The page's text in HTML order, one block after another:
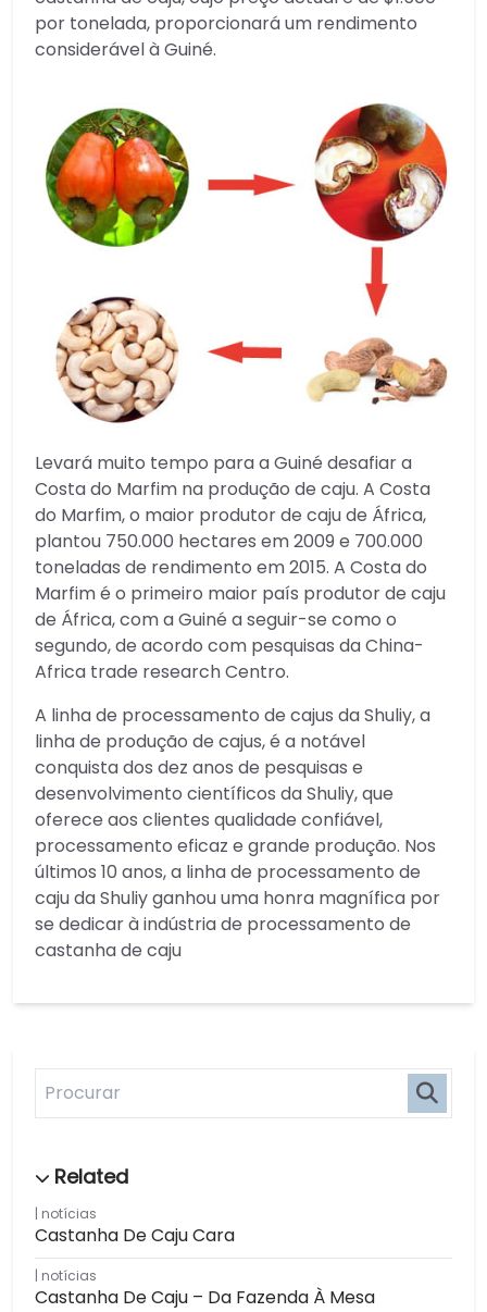
notícias
Castanha De Caju Cara
notícias
Castanha De Caju – Da Fazenda À Mesa
por tonelada, proporcionará um rendimento
considerável à Guiné.
Levará muito tempo para a Guiné desafiar a
Costa do Marfim na produção de caju. A Costa
do Marfim, o maior produtor de caju de África,
plantou 750.000 hectares em 2009 e 700.000
toneladas de rendimento em 2015. A Costa do
Marfim é o primeiro maior país produtor de caju
de África, com a Guiné a seguir-se como o
segundo, de acordo com pesquisas da China-
Africa trade research Centro.
A linha de processamento de cajus da Shuliy, a
linha de produção de cajus, é a notável
conquista dos dez anos de pesquisas e
desenvolvimento científicos da Shuliy, que
oferece aos clientes qualidade confiável,
processamento eficaz e grande produção. Nos
últimos 10 anos, a linha de processamento de
caju da Shuliy ganhou uma honra magnífica por
se dedicar à indústria de processamento de
castanha de caju